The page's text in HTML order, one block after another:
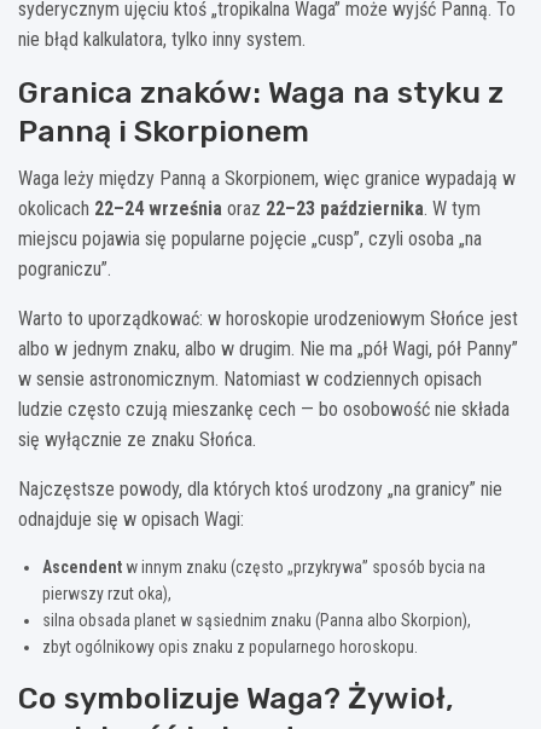
syderycznym ujęciu ktoś „tropikalna Waga” może wyjść Panną. To
nie błąd kalkulatora, tylko inny system.
Granica znaków: Waga na styku z
Panną i Skorpionem
Waga leży między Panną a Skorpionem, więc granice wypadają w
okolicach 22–24 września oraz 22–23 października. W tym
miejscu pojawia się popularne pojęcie „cusp”, czyli osoba „na
pograniczu”.
Warto to uporządkować: w horoskopie urodzeniowym Słońce jest
albo w jednym znaku, albo w drugim. Nie ma „pół Wagi, pół Panny”
w sensie astronomicznym. Natomiast w codziennych opisach
ludzie często czują mieszankę cech — bo osobowość nie składa
się wyłącznie ze znaku Słońca.
Najczęstsze powody, dla których ktoś urodzony „na granicy” nie
odnajduje się w opisach Wagi:
Ascendent w innym znaku (często „przykrywa” sposób bycia na
pierwszy rzut oka),
silna obsada planet w sąsiednim znaku (Panna albo Skorpion),
zbyt ogólnikowy opis znaku z popularnego horoskopu.
Co symbolizuje Waga? Żywioł,